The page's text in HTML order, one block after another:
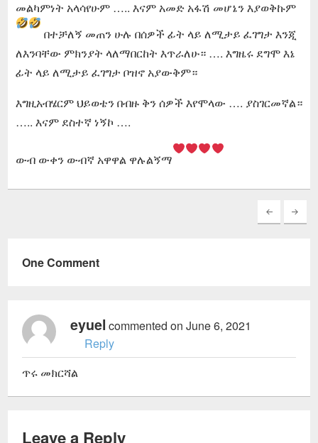
መልካምነት አላሳየሁም ….. እናም አመድ አፋሽ መሆኔን እያወቅኩም
በተቻለኝ መጠን ሁሉ በሰዎች ፊት ላይ ለሚታይ ፈገግታ እንጂ
ለእንባቸው ምክንያት ላለማበርከት እጥራለሁ። …. እግዜሩ ደግሞ እኔ
ፊት ላይ ለሚታይ ፈገግታ ቦዝኖ አያውቅም።
እግዚአብሄርም ህይወቴን በብዙ ቅን ሰዎች እየሞላው …. ያስገርመኛል።
….. እናም ደስተኛ ነኝኮ ….
ውብ ውቀን ውብኛ አዋዋል ዋሉልኝማ
One Comment
eyuel commented on June 6, 2021
Reply
ጥሩ መክርሻል
Leave a Reply